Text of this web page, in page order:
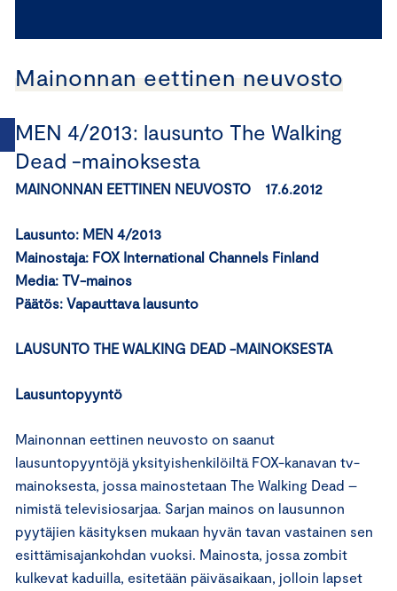
Mainonnan eettinen neuvosto
MEN 4/2013: lausunto The Walking
Dead -mainoksesta
MAINONNAN EETTINEN NEUVOSTO 17.6.2012
Lausunto: MEN 4/2013
Mainostaja: FOX International Channels Finland
Media: TV-mainos
Päätös: Vapauttava lausunto
LAUSUNTO THE WALKING DEAD -MAINOKSESTA
Lausuntopyyntö
Mainonnan eettinen neuvosto on saanut
lausuntopyyntöjä yksityishenkilöiltä FOX-kanavan tv-
mainoksesta, jossa mainostetaan The Walking Dead –
nimistä televisiosarjaa. Sarjan mainos on lausunnon
pyytäjien käsityksen mukaan hyvän tavan vastainen sen
esittämisajankohdan vuoksi. Mainosta, jossa zombit
kulkevat kaduilla, esitetään päiväsaikaan, jolloin lapset